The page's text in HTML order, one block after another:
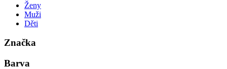
Ženy
Muži
Děti
Značka
Barva